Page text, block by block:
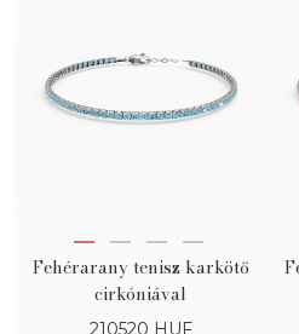
Fehérarany tenisz karkötő
cirkóniával
210520 HUF